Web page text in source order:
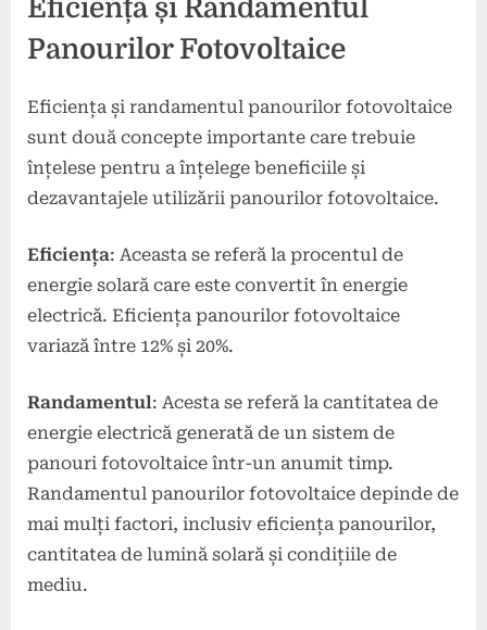
Eficiența și Randamentul
Panourilor Fotovoltaice
Eficiența și randamentul panourilor fotovoltaice
sunt două concepte importante care trebuie
înțelese pentru a înțelege beneficiile și
dezavantajele utilizării panourilor fotovoltaice.
Eficiența: Aceasta se referă la procentul de
energie solară care este convertit în energie
electrică. Eficiența panourilor fotovoltaice
variază între 12% și 20%.
Randamentul: Acesta se referă la cantitatea de
energie electrică generată de un sistem de
panouri fotovoltaice într-un anumit timp.
Randamentul panourilor fotovoltaice depinde de
mai mulți factori, inclusiv eficiența panourilor,
cantitatea de lumină solară și condițiile de
mediu.